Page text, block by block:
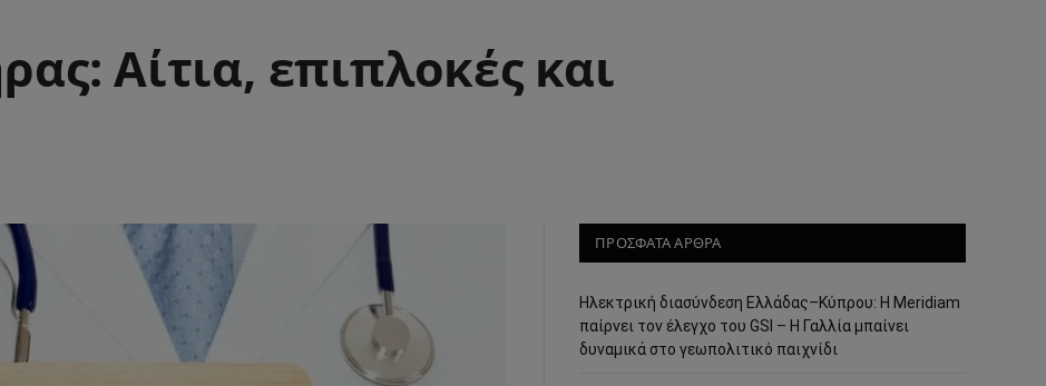
Αίτια, επιπλοκές και
ΠΡΟΣΦΑΤΑ ΑΡΘΡΑ
Ηλεκτρική διασύνδεση Ελλάδας–Κύπρου: Η Meridiam
παίρνει τον έλεγχο του GSI – Η Γαλλία μπαίνει
δυναμικά στο γεωπολιτικό παιχνίδι